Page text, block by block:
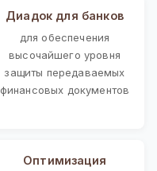
Диадок для банков
для обеспечения
высочайшего уровня
защиты передаваемых
финансовых документов
Оптимизация